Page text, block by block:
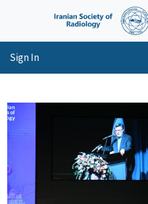
Sign In